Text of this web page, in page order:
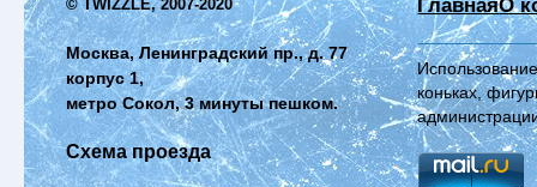
© TWIZZLE, 2007-2020
Москва, Ленинградский пр., д. 77
корпус 1,
метро Сокол, 3 минуты пешком.
Схема проезда
ГлавнаяО
коньках,